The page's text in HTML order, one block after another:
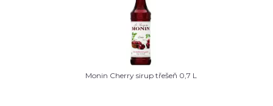
Monin Cherry sirup třešeň 0,7 L